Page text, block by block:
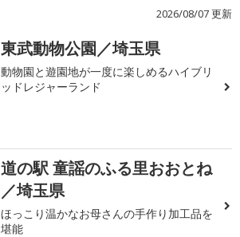
2026/08/07 更新
東武動物公園／埼玉県
動物園と遊園地が一度に楽しめるハイブリ
ッドレジャーランド
道の駅 童謡のふる里おおとね
／埼玉県
ほっこり温かなお母さんの手作り加工品を
堪能